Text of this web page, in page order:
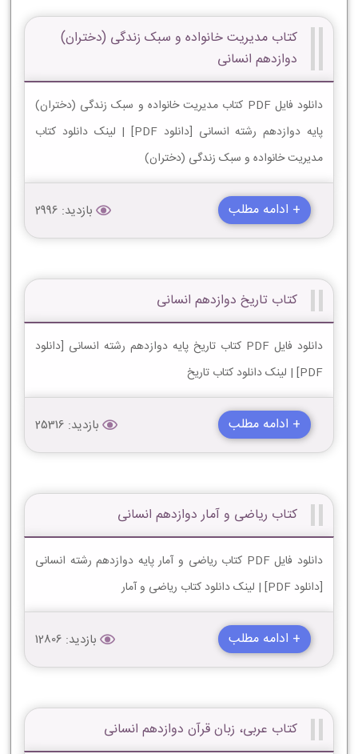
کتاب مدیریت خانواده و سبک زندگی (دختران)
دوازدهم انسانی
دانلود فایل PDF کتاب مدیریت خانواده و سبک زندگی (دختران)
پایه دوازدهم رشته انسانی [دانلود PDF] | لینک دانلود کتاب
مدیریت خانواده و سبک زندگی (دختران)
+ ادامه مطلب بازدید: 2996
کتاب تاریخ دوازدهم انسانی
دانلود فایل PDF کتاب تاریخ پایه دوازدهم رشته انسانی [دانلود
PDF] | لینک دانلود کتاب تاریخ
+ ادامه مطلب بازدید: 25316
کتاب ریاضی و آمار دوازدهم انسانی
دانلود فایل PDF کتاب ریاضی و آمار پایه دوازدهم رشته انسانی
[دانلود PDF] | لینک دانلود کتاب ریاضی و آمار
+ ادامه مطلب بازدید: 12806
کتاب عربی، زبان قرآن دوازدهم انسانی